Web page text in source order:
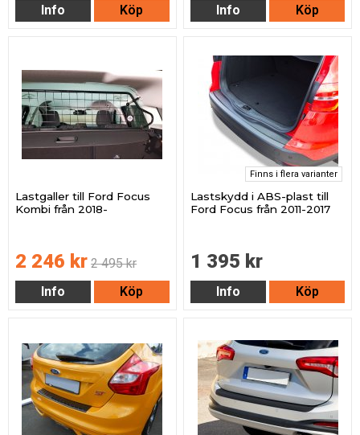
Info Köp Info Köp
Lastgaller till Ford Focus
Kombi från 2018-
2 246 kr 2 495 kr
Info
Köp
Finns i flera varianter
Lastskydd i ABS-plast till
Ford Focus från 2011-2017
1 395 kr
Info Köp